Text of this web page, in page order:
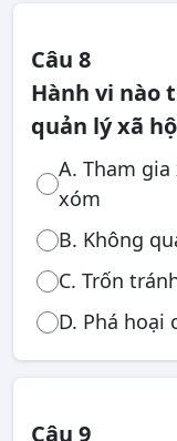
Câu 8
Hành vi nào
quản lý xã
A. Tham
xóm
B. Không
C. Trốn
D. Phá hoại
Câu 9